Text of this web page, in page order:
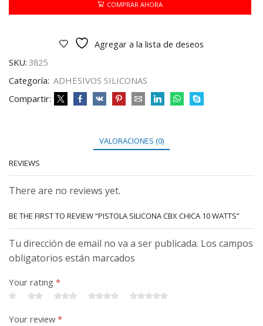
WATTS
COMPRAR AHORA
Agregar a la lista de deseos
SKU: 3825
Categoría: ADHESIVOS SILICONAS
Compartir:
VALORACIONES (0)
REVIEWS
There are no reviews yet.
BE THE FIRST TO REVIEW “PISTOLA SILICONA CBX CHICA 10 WATTS”
Tu dirección de email no va a ser publicada. Los campos
obligatorios están marcados
Your rating *
Your review*